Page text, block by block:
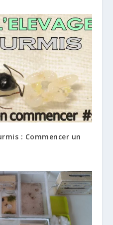
: Commencer un